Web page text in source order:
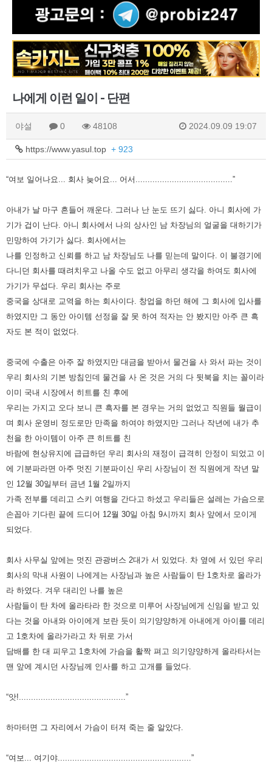
나에게 이런 일이 - 단편
야설 0 48108 2024.09.09 19:07
https://www.yasul.top + 923
“여보 일어나요... 회사 늦어요... 어서........................................”
아내가 날 마구 흔들어 깨운다. 그러나 난 눈도 뜨기 싫다. 아니 회사에 가
기가 겁이 난다. 아니 회사에서 나의 상사인 남 차장님의 얼굴을 대하기가
민망하여 가기가 싫다. 회사에서는
나를 인정하고 신뢰를 하고 남 차장님도 나를 믿는데 말이다. 이 불경기에
다니던 회사를 때려치우고 나올 수도 없고 아무리 생각을 하여도 회사에
가기가 무섭다. 우리 회사는 주로
중국을 상대로 교역을 하는 회사이다. 창업을 하던 해에 그 회사에 입사를
하였지만 그 동안 아이템 선정을 잘 못 하여 적자는 안 봤지만 아주 큰 흑
자도 본 적이 없었다.
중국에 수출은 아주 잘 하였지만 대금을 받아서 물건을 사 와서 파는 것이
우리 회사의 기본 방침인데 물건을 사 온 것은 거의 다 뒷북을 치는 꼴이라
이미 국내 시장에서 히트를 친 후에
우리는 가지고 오다 보니 큰 흑자를 본 경우는 거의 없었고 직원들 월급이
며 회사 운영비 정도로만 만족을 하여야 하였지만 그러나 작년에 내가 추
천을 한 아이템이 아주 큰 히트를 친
바람에 현상유지에 급급하던 우리 회사의 재정이 급격히 안정이 되었고 이
에 기분파라면 아주 멋진 기분파이신 우리 사장님이 전 직원에게 작년 말
인 12월 30일부터 금년 1월 2일까지
가족 전부를 데리고 스키 여행을 간다고 하셨고 우리들은 설레는 가슴으로
손꼽아 기다린 끝에 드디어 12월 30일 아침 9시까지 회사 앞에서 모이게
되었다.
회사 사무실 앞에는 멋진 관광버스 2대가 서 있었다. 차 옆에 서 있던 우리
회사의 막내 사원이 나에게는 사장님과 높은 사람들이 탄 1호차로 올라가
라 하였다. 겨우 대리인 나를 높은
사람들이 탄 차에 올라타라 한 것으로 미루어 사장님에게 신임을 받고 있
다는 것을 아내와 아이에게 보란 듯이 의기양양하게 아내에게 아이를 데리
고 1호차에 올라가라고 차 뒤로 가서
담배를 한 대 피우고 1호차에 가슴을 활짝 펴고 의기양양하게 올라타서는
맨 앞에 계시던 사장님께 인사를 하고 고개를 들었다.
“앗!............................................”
하마터면 그 자리에서 가슴이 터져 죽는 줄 알았다.
“여보... 여기야.......................................................”